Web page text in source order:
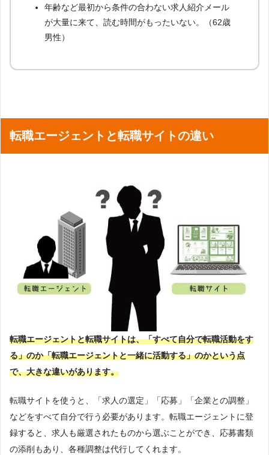
年齢など最初から条件の合わない求人紹介メール
が大量に来て、読む時間がもったいない。（62歳
男性）
転職エージェントと転職サイトの違い
転職エージェントと転職サイトは、「すべて自分で転職活動をす
る」のか「転職エージェントと一緒に活動する」のかという点
で、大きな違いがあります。
転職サイトを使うと、「求人の選定」「応募」「企業との調整」
などをすべて自分で行う必要があります。転職エージェントに登
録すると、求人も厳選されたものから選ぶことができ、応募書類
の添削もあり、各種調整は代行してくれます。